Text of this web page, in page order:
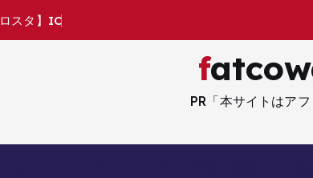
ロ ス タ 】 IC
PR「本サイトはア